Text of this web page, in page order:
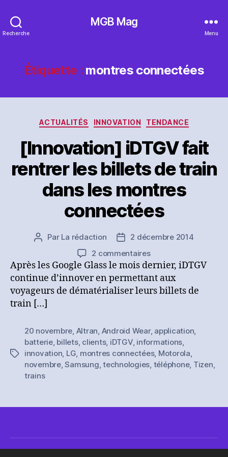
Recherche
MGB Mag
Menu
Étiquette : montres connectées
Catégories
ACTUALITÉS INNOVATION TENDANCE
[Innovation] iDTGV fait
rentrer les billets de train
dans les montres
connectées
Auteur
l’article
Par La rédaction
Date
l’article
2 décembre 2014
2 commentairessur
[Innovation]
iDTGV
fait
de
train
dans
les
Après les Google Glass le mois dernier, iDTGV
continue d’innover en permettant aux
voyageurs de dématérialiser leurs billets de
train […]
Étiquettes
20 novembre Altran Android Wear, application
batterie, billets, clients, iDTGV, informations
innovation LG montres connectées, Motorola
novembre,Samsung ,technologies téléphone, Tizen
trains